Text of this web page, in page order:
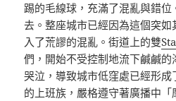
踢的毛線球，充滿了混亂與錯
去。整座城市已經因為這個突
入了荒謬的混亂。街道上的雙
們，開始不受控制地流下鹹鹹
哭泣，導致城市低窪處已經形
的上班族，嚴格遵守著廣播中